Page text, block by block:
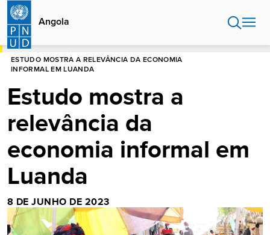
Passar
para
conteúdo
principal
Angola
INÍCIO
ESTUDO MOSTRA A RELEVÂNCIA DA ECONOMIA
INFORMAL EM LUANDA
Estudo mostra a
relevância da
economia informal em
Luanda
8 DE JUNHO DE 2023